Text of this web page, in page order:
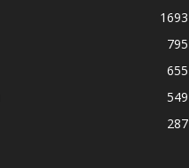
1693
795
655
549
287